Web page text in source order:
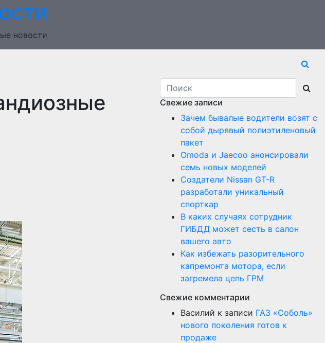
новости
Свежие записи
Зачем бывалые водители возят с
собой дырявый полиэтиленовый
пакет
Оmoda и Jaecoo анонсировали
семь новых моделей
Создатели Nissan GT-R
разработали уникальный
спорткар
В каких случаях сотрудник
ГИБДД может сесть в салон
вашего авто
Как избежать разорительного
капремонта мотора, если
загремела цепь ГРМ
Свежие комментарии
Василий к записи ГАЗ «Соболь»
нового поколения готов к
продаже